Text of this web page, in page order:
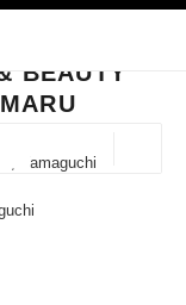
de búsqueda
& BEAUTY
BEAUTY
Yamaguchi
FRAGRANCE &